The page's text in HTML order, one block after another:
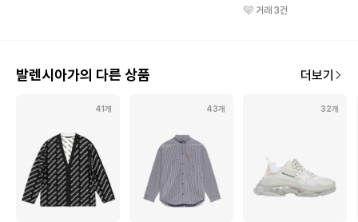
거래 3건
발렌시아가의 다른 상품 더보기
41개 43개 32개